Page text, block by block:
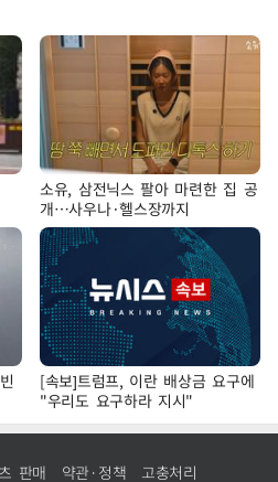
소유, 삼전닉스 팔아 마련한 집 공
개…사우나·헬스장까지
[속보]트럼프, 이란 배상금 요구에
"우리도 요구하라 지시"
판매 약관·정책 고충처리